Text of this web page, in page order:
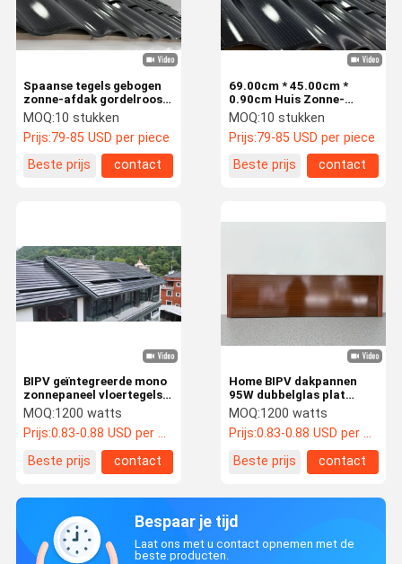
Spaanse tegels gebogen
zonne-afdak gordelroos
Flexibel zonnepaneel
daktegels
MOQ:10 stukken
Prijs:79-85 USD per piece
Beste prijs
contact
69.00cm * 45.00cm *
0.90cm Huis Zonne-
energie BIPV daktegels
Zonne-curve daktegels
Zwarte zonnepaneel
daktegels Photovoltaic
MOQ:10 stukken
Prijs:79-85 USD per piece
Beste prijs
contact
BIPV geïntegreerde mono
zonnepaneel vloertegels
hernieuwbare platte
fotovoltaïsche
zonnepanelen 40W
MOQ:1200 watts
Prijs:0.83-0.88 USD per watt
Beste prijs
contact
Home BIPV dakpannen
95W dubbelglas plat
zonnepaneel vloerpannen
MOQ:1200 watts
Prijs:0.83-0.88 USD per watt
Beste prijs
contact
Bespaar je tijd
Laat ons met u contact opnemen met de
beste producten.